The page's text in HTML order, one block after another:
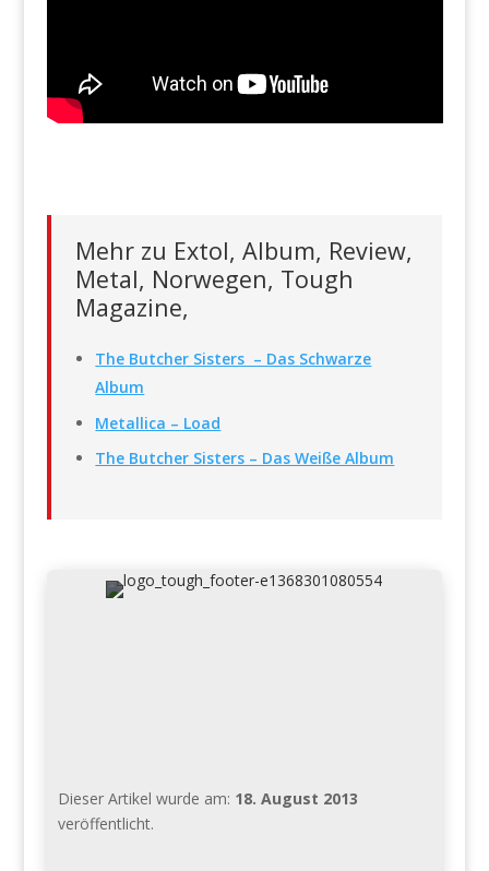
Mehr zu Extol, Album, Review,
Metal, Norwegen, Tough
Magazine,
The Butcher Sisters – Das Schwarze
Album
Metallica – Load
The Butcher Sisters – Das Weiße Album
Dieser Artikel wurde am: 18. August 2013
veröffentlicht.